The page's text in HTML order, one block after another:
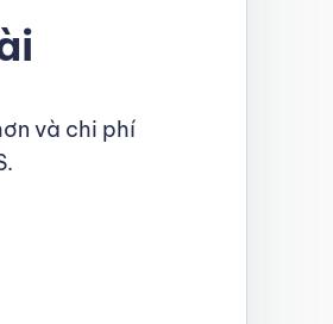
và chi phí